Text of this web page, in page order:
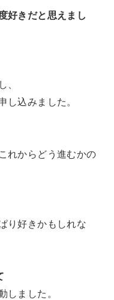
好きだと思えまし
、
し込みました。
れからどう進むかの
り好きかもしれな
しました。